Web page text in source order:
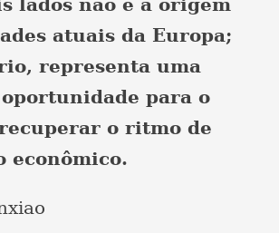
atuais da Europa;
representa uma
para o
o ritmo de
econômico.